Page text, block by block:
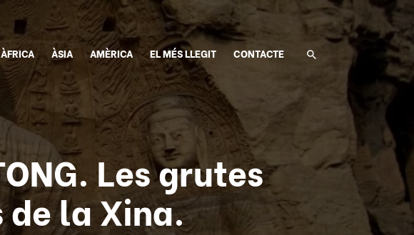
ÀFRICA ÀSIA AMÈRICA EL MÉS LLEGIT CONTACTE
Les grutes
de la Xina.